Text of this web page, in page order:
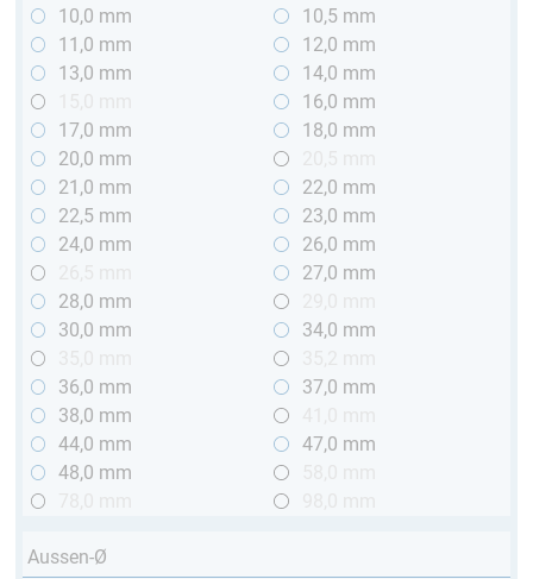
10,0 mm
10,5 mm
11,0 mm
12,0 mm
13,0 mm
14,0 mm
16,0 mm
17,0 mm
18,0 mm
20,0 mm
21,0 mm
22,0 mm
22,5 mm
23,0 mm
24,0 mm
26,0 mm
27,0 mm
28,0 mm
30,0 mm
34,0 mm
36,0 mm
37,0 mm
38,0 mm
44,0 mm
47,0 mm
48,0 mm
Aussen-Ø